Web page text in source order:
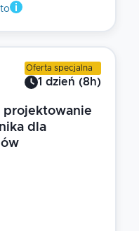
Oferta specjalna
1 dzień (8h)
projektowanie
dla